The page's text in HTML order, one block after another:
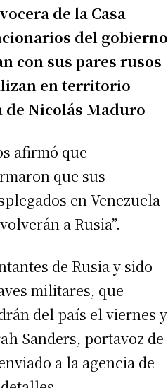
de la Casa
del gobierno
con sus pares rusos
en territorio
Nicolás Maduro
afirmó que
que sus
en Venezuela
a Rusia”.
de Rusia y sido
militares, que
del país el viernes y
Sanders, portavoz de
a la agencia de